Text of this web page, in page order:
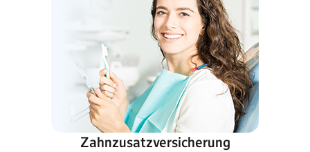
Zahnzusatzversicherung